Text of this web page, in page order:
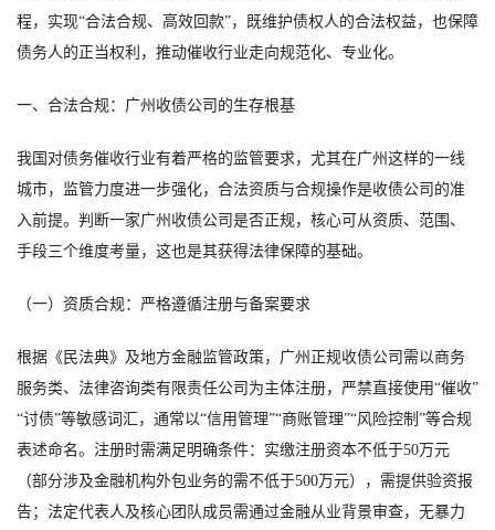
程，实现“合法合规、高效回款”，既维护债权人的合法权益，也保障
债务人的正当权利，推动催收行业走向规范化、专业化。
一、合法合规：广州收债公司的生存根基
我国对债务催收行业有着严格的监管要求，尤其在广州这样的一线
城市，监管力度进一步强化，合法资质与合规操作是收债公司的准
入前提。判断一家广州收债公司是否正规，核心可从资质、范围、
手段三个维度考量，这也是其获得法律保障的基础。
（一）资质合规：严格遵循注册与备案要求
根据《民法典》及地方金融监管政策，广州正规收债公司需以商务
服务类、法律咨询类有限责任公司为主体注册，严禁直接使用“催收”
“讨债”等敏感词汇，通常以“信用管理”“商账管理”“风险控制”等合规
表述命名。注册时需满足明确条件：实缴注册资本不低于50万元
（部分涉及金融机构外包业务的需不低于500万元），需提供验资报
告；法定代表人及核心团队成员需通过金融从业背景审查，无暴力